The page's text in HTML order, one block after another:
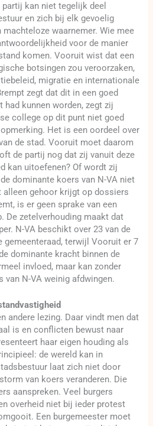
kan niet tegelijk deel
en zich bij elk gevoelig
waarnemer. Wie mee
voor de manier
komen. Vooruit wist dat een
botsingen zou veroorzaken,
migratie en internationale
zegt dat dit in een goed
kunnen worden, zegt zij
college op dit punt niet goed
Het is een oordeel over
de stad. Vooruit moet daarom
de partij nog dat zij vanuit deze
kan uitoefenen? Of wordt zij
dominante koers van N-VA niet
alleen gehoor krijgt op dossiers
is er geen sprake van een
De zetelverhouding maakt dat
N-VA beschikt over 23 van de
gemeenteraad, terwijl Vooruit er 7
dominante kracht binnen de
invloed, maar kan zonder
N-VA weinig afdwingen.
andere lezing. Daar vindt men dat
is en conflicten bewust naar
haar eigen houding als
de wereld kan in
laat zich niet door
van koers veranderen. Die
aanspreken. Veel burgers
overheid niet bij ieder protest
Een burgemeester moet